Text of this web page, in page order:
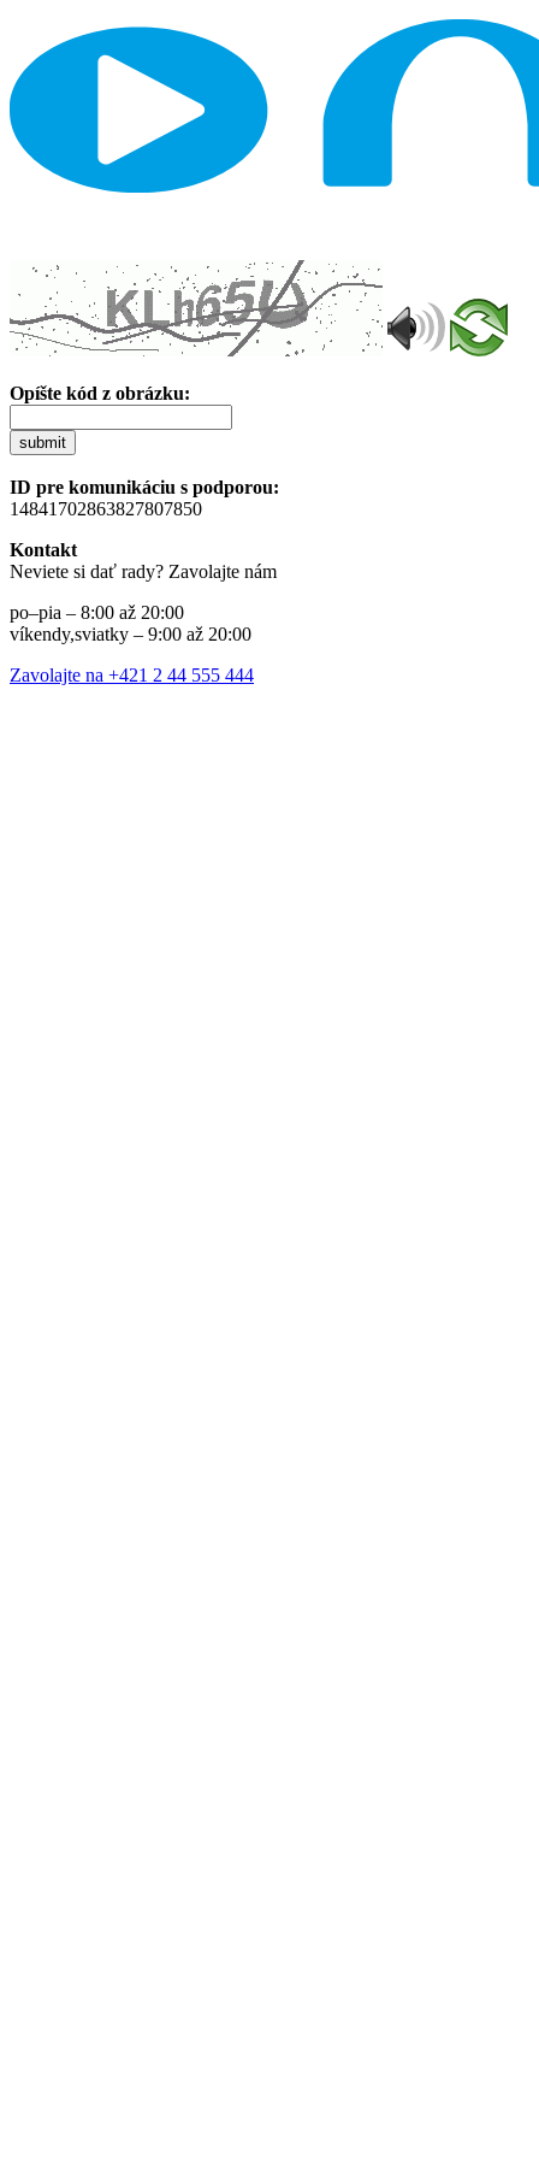
Opíšte kód z obrázku:
submit
ID pre komunikáciu s podporou:
14841702863827807850
Kontakt
Neviete si dať rady? Zavolajte nám
po–pia – 8:00 až 20:00
víkendy,sviatky – 9:00 až 20:00
Zavolajte na +421 2 44 555 444